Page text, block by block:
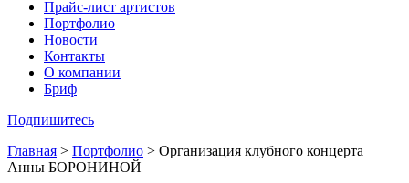
Прайс-лист артистов
Портфолио
Новости
Контакты
О компании
Бриф
Подпишитесь
Главная > Портфолио > Организация клубного концерта
Анны БОРОНИНОЙ